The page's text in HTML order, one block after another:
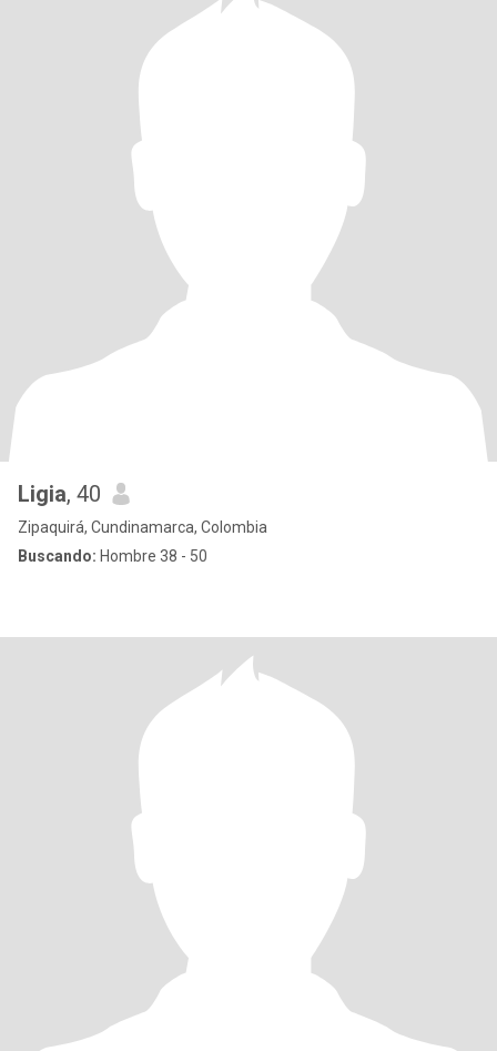
Ligia, 40
Zipaquirá, Cundinamarca, Colombia
Buscando: Hombre 38 - 50